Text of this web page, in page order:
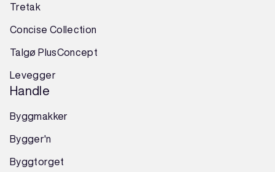
Tretak
Concise Collection
Talgø PlusConcept
Levegger
Handle
Byggmakker
Bygger'n
Byggtorget